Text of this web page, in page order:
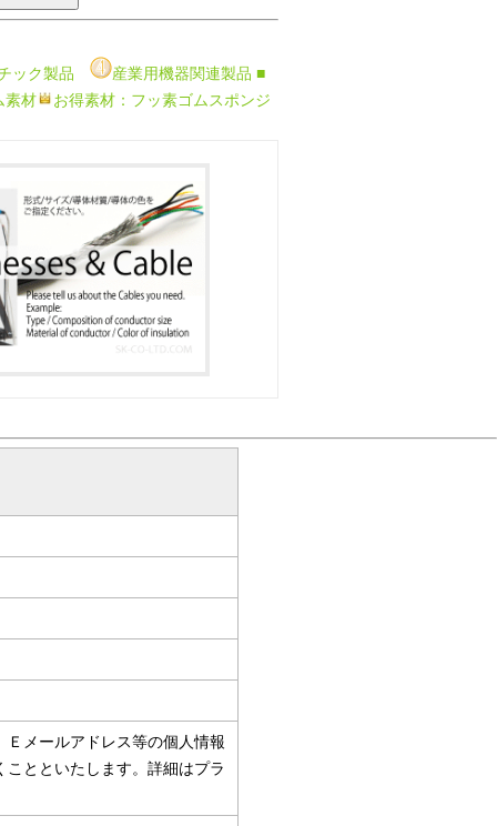
ック製品 産業用機器関連製品 ■
素材
お得素材：フッ素ゴムスポンジ
メールアドレス等の個人情報
とといたします。詳細はプラ